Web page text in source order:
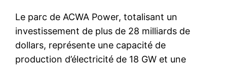
Le parc de ACWA Power, totalisant un
investissement de plus de 28 milliards de
dollars, représente une capacité de
production d’électricité de 18 GW et une